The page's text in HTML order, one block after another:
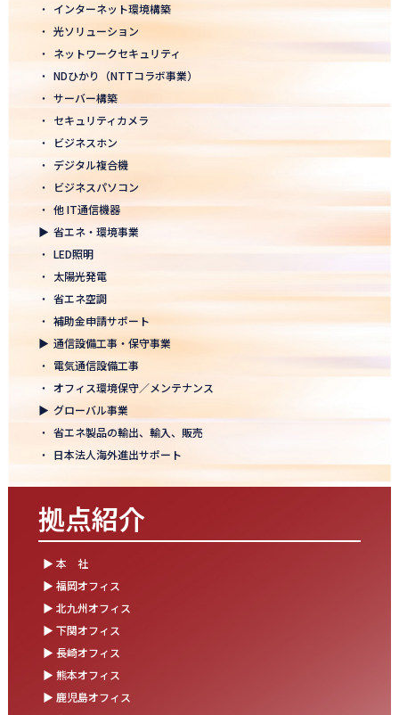
一年の感謝を込めて、大掃除を行いました！ ～年末のご挨拶～
2025.12.12
年末年始休業のお知らせ
2025年度上期「NTT-WEST 1000×CLUB」認定式にて表彰
2025.11.06
「心を高め、経営を伸ばす」NDグループが「稲盛フィロソフィー
世界大会」に参画
モノづくりフェア2025にて講演登壇！LED照明の未来を語る
2025.10.17
結束を深めた2日間！創立50年目の方針発表会を開催！
2025.10.07
【日本電通グループ内定式開催】2026年度卒 新卒10期生が本社に
集まりました！
2025.09.11
松山オフィスお引っ越し！快適空間にアップグレード✨
湯布院保養所をリノベーションし、9月オープン！～社員とご家族
の「心と体のリフレッシュ拠点」に～
松山オフィス 事務所移転のお知らせ
2025.08.05
業務効率が劇的に進化！商品ビリンググループにRPAを導入しまし
・ インターネット環境構築
・ 光ソリューション
・ ネットワークセキュリティ
・ NDひかり（NTTコラボ事業）
・ サーバー構築
・ セキュリティカメラ
・
ビジネスホン
・ デジタル複合機
・
ビジネスパソコン
・ 他 IT通信機器
▶ 省エネ・環境事業
・ LED照明
・ 太陽光発電
・ 省エネ空調
・ 補助金申請サポート
▶ 通信設備工事・保守事業
・ 電気通信設備工事
・ オフィス環境保守／メンテナンス
▶ グローバル事業
・ 省エネ製品の輸出、輸入、販売
・ 日本法人海外進出サポート
拠点紹介
▶ 本 社
▶ 福岡オフィス
▶ 北九州オフィス
▶ 下関オフィス
▶ 長崎オフィス
▶ 熊本オフィス
▶ 鹿児島オフィス